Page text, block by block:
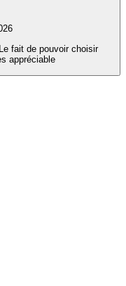
fait de pouvoir choisir
appréciable